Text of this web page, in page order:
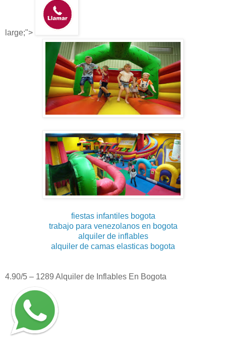
large;">
fiestas infantiles bogota
trabajo para venezolanos en bogota
alquiler de inflables
alquiler de camas elasticas bogota
4.90/5 – 1289 Alquiler de Inflables En Bogota